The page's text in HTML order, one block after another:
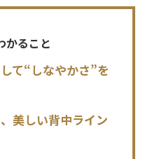
かること
て“しなやかさ”を
美しい背中ライン